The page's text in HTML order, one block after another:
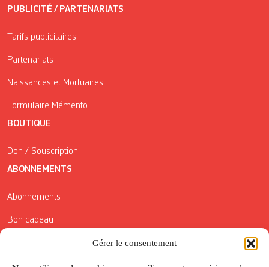
Gérer le consentement
PUBLICITÉ / PARTENARIATS
Tarifs publicitaires
Partenariats
Naissances et Mortuaires
Formulaire Mémento
BOUTIQUE
Don / Souscription
ABONNEMENTS
Abonnements
Bon cadeau
Conditions générales de vente